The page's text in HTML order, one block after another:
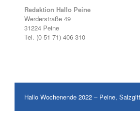
Redaktion Hallo Peine
Werderstraße 49
31224 Peine
Tel. (0 51 71) 406 310
Hallo Wochenende 2022 – Peine,